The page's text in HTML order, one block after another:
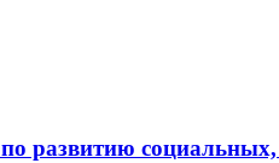
развитию